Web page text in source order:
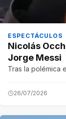
ESPECTÁCULOS
Nicolás
Jorge Messi
Tras la polémica
26/07/2026